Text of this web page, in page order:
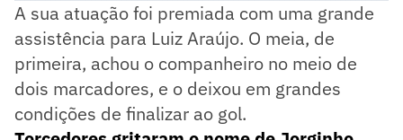
A sua atuação foi premiada com uma grande
assistência para Luiz Araújo. O meia, de
primeira, achou o companheiro no meio de
dois marcadores, e o deixou em grandes
condições de finalizar ao gol.